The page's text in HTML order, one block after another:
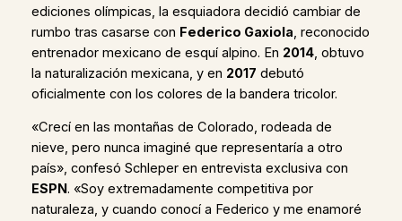
ediciones olímpicas, la esquiadora decidió cambiar de
rumbo tras casarse con Federico Gaxiola , reconocido
entrenador mexicano de esquí alpino. En 2014, obtuvo
la naturalización mexicana, y en 2017 debutó
oficialmente con los colores de la bandera tricolor.
«Crecí en las montañas de Colorado, rodeada de
nieve, pero nunca imaginé que representaría a otro
país», confesó Schleper en entrevista exclusiva con
ESPN. «Soy extremadamente competitiva por
naturaleza, y cuando conocí a Federico y me enamoré